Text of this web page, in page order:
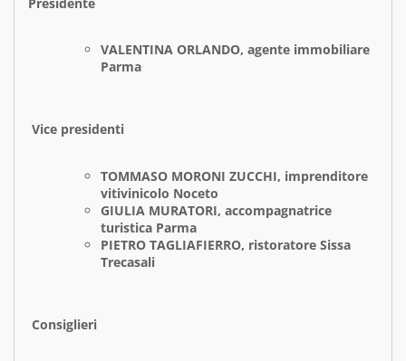
VALENTINA ORLANDO, agente immobiliare
Parma
Vice presidenti
TOMMASO MORONI ZUCCHI, imprenditore
vitivinicolo Noceto
GIULIA MURATORI, accompagnatrice
turistica Parma
PIETRO TAGLIAFIERRO, ristoratore Sissa
Trecasali
Consiglieri